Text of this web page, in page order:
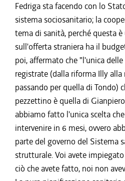
Fedriga sta facendo con lo
sistema sociosanitario; la
tema di sanità, perché questa
sull'offerta straniera ha il
poi, affermato che "l'unica
registrate (dalla riforma Illy alla
passando per quella di Tondo)
pezzettino è quella di
abbiamo fatto l'unica scelta
intervenire in 6 mesi, ovvero
parte del governo del Sistema
strutturale. Voi avete
ciò che avete fatto, noi non